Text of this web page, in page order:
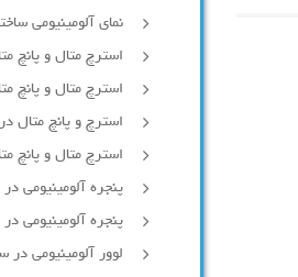
نمای آلومینیومی
استرچ متال و پانچ
استرچ متال و پانچ
استرچ و پانچ متال
استرچ متال و پانچ
پنجره آلومینیومی
پنجره آلومینیومی
لوور آلومینیومی در